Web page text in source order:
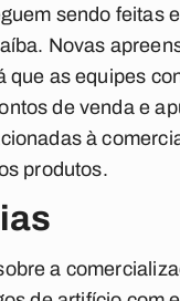
sendo feitas
Novas
que as equipes
de venda e
à
produtos.
a